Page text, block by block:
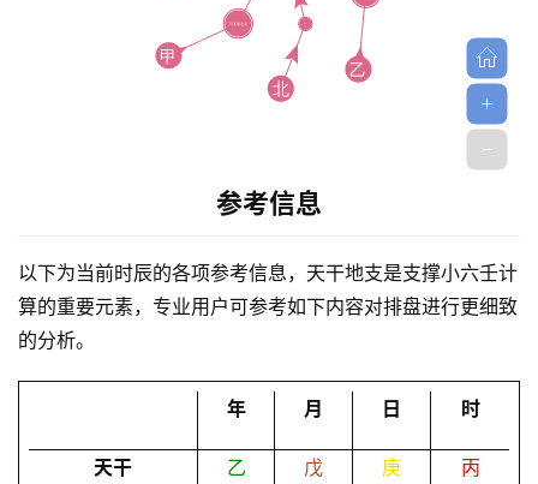
黄
历
参考信息
以下为当前时辰的各项参考信息，天干地支是支撑小六壬计
算的重要元素，专业用户可参考如下内容对排盘进行更细致
的分析。
年 月 日 时
天干 乙 戊 庚 丙